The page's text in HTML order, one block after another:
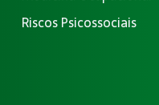
Riscos Psicossociais